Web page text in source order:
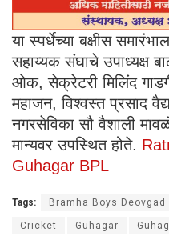
या स्पर्धेच्या बक्षीस
सहाय्यक संघाचे उपाध्यक्ष
ओक, सेक्रेटरी मिलिंद
महाजन, विश्वस्त प्रसाद
नगरसेविका सौ वैशाली
मान्यवर उपस्थित होते.
Guhagar BPL
Tags: Bramha Boys Deovgad
Cricket Guhagar